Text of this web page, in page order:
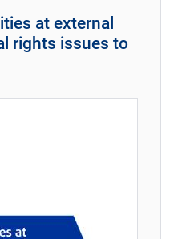
at external
rights issues to